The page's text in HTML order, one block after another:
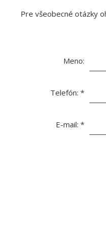
Pre všeobecné otázky
Meno:
Telefón: *
E-mail: *